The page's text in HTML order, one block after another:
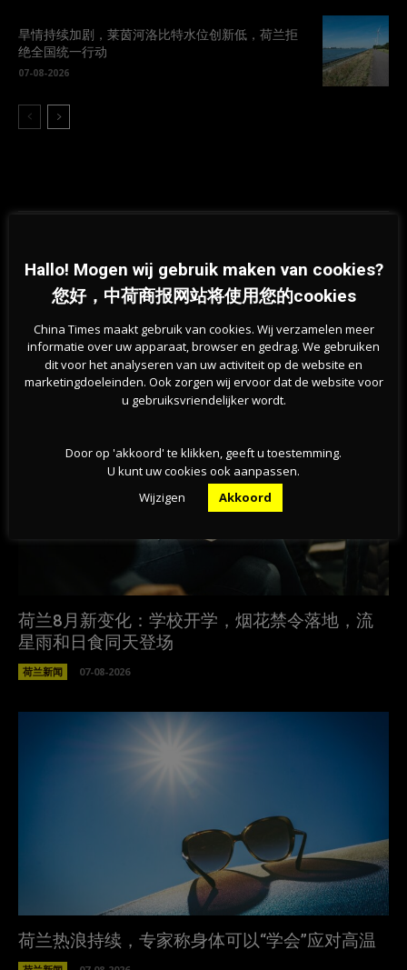
旱情持续加剧，莱茵河洛比特水位创新低，荷兰拒
绝全国统一行动
07-08-2026
Previous article
鹿特丹枪击杀人案新进展！DNA立
大功，第二名嫌疑人被捕！
Next article
路面湿滑，荷兰全国范围内发布黄
色天气代码
相关文章
荷兰8月新变化：学校开学，烟花禁令落地，流
星雨和日食同天登场
荷兰新闻 07-08-2026
荷兰热浪持续，专家称身体可以“学会”应对高温
Hallo! Mogen wij gebruik maken van cookies?
您好，中荷商报网站将使用您的cookies
China Times maakt gebruik van cookies. Wij verzamelen meer
informatie over uw apparaat, browser en gedrag. We gebruiken
dit voor het analyseren van uw activiteit op de website en
marketingdoeleinden. Ook zorgen wij ervoor dat de website voor
u gebruiksvriendelijker wordt.
Door op 'akkoord' te klikken, geeft u toestemming.
U kunt uw cookies ook aanpassen.
Wijzigen
Akkoord